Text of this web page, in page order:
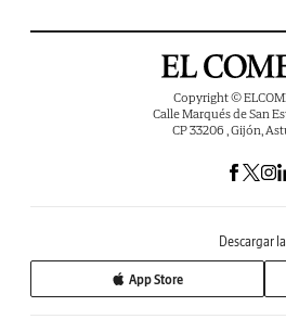
Copyright ©
Calle Marqués de San
CP 33206 , Gijón,
Descargar
App Store